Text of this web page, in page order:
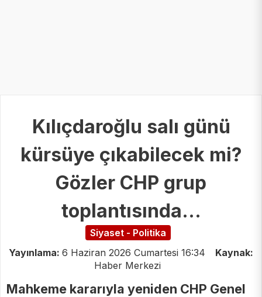
Kılıçdaroğlu salı günü
kürsüye çıkabilecek mi?
Gözler CHP grup
toplantısında...
Siyaset - Politika
Yayınlama: 6 Haziran 2026 Cumartesi 16:34
Kaynak:
Haber Merkezi
Mahkeme kararıyla yeniden CHP Genel